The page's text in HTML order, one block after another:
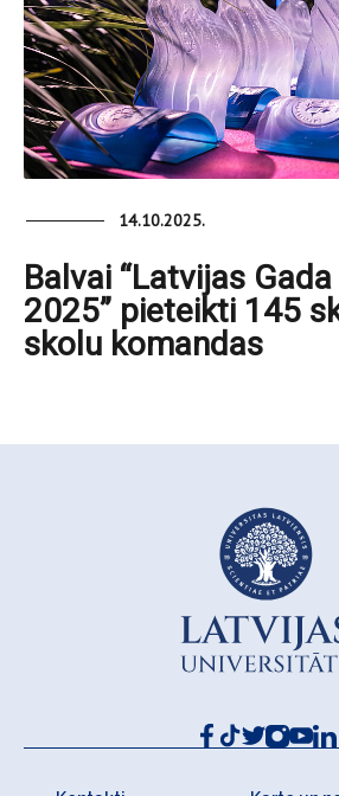
14.10.2025.
Balvai “Latvijas
2025” pieteikti 145
skolu komandas